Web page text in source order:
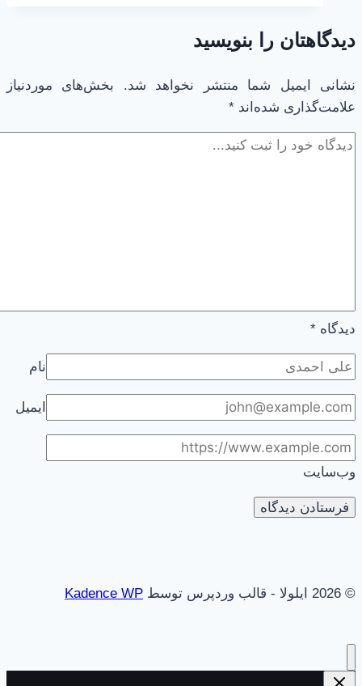
خواندن
دیدگاهتان را بنویسید
نشانی ایمیل شما منتشر نخواهد شد.
بخش‌های موردنیاز
علامت‌گذاری شده‌اند *
دیدگاه *
نام
ایمیل
وب‌سایت
© 2026 ایلولا - قالب وردپرس توسط Kadence WP